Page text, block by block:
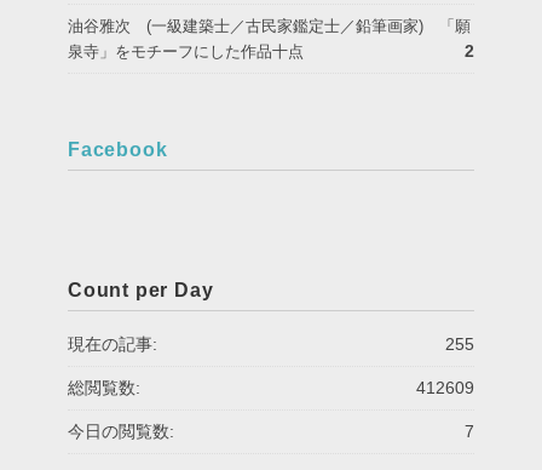
油谷雅次 (一級建築士／古民家鑑定士／鉛筆画家) 「願
泉寺」をモチーフにした作品十点
2
Facebook
Count per Day
255
現在の記事:
412609
総閲覧数:
7
今日の閲覧数: